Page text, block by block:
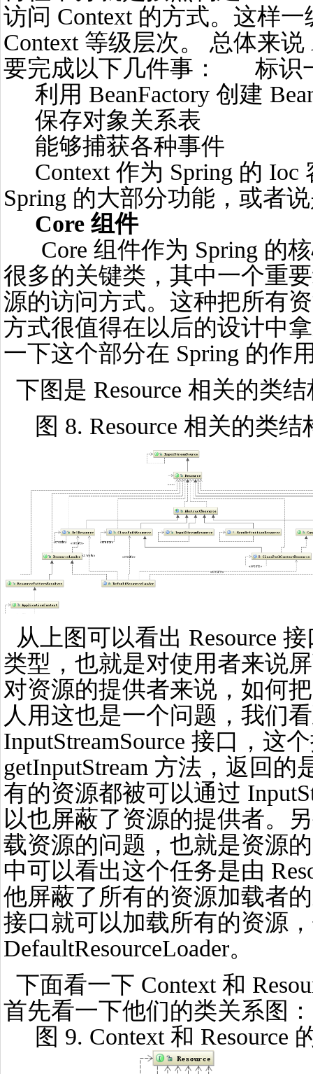
访问 Context 的方式。这样
Context 等级层次。 总体来说
要完成以下几件事： 标识
利用 BeanFactory 创建
保存对象关系表
能够捕获各种事件
Context 作为 Spring 的 Ioc
Spring 的大部分功能，或者
Core 组件
Core 组件作为 Spring 的
很多的关键类，其中一个重
源的访问方式。这种把所有
方式很值得在以后的设计中
一下这个部分在 Spring 的作
下图是 Resource 相关的类
图 8. Resource 相关的类结
从上图可以看出 Resource
类型，也就是对使用者来说
对资源的提供者来说，如何
人用这也是一个问题，我们
InputStreamSource 接口，这
getInputStream 方法，返回的
有的资源都被可以通过
以也屏蔽了资源的提供者。
载资源的问题，也就是资源
中可以看出这个任务是由
他屏蔽了所有的资源加载者
接口就可以加载所有的资源
DefaultResourceLoader。
下面看一下 Context 和
首先看一下他们的类关系图：
图 9. Context 和 Resource